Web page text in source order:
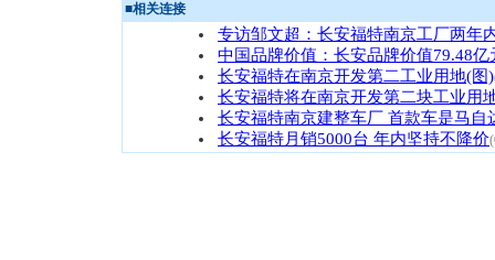
■相关连接
专访邹文超：长安福特南京工厂两年
中国品牌价值：长安品牌价值79.48亿
长安福特在南京开发第二工业用地(图)
长安福特将在南京开发第二块工业用
长安福特南京建整车厂 首款车是马自
长安福特月销5000台 年内坚持不降价